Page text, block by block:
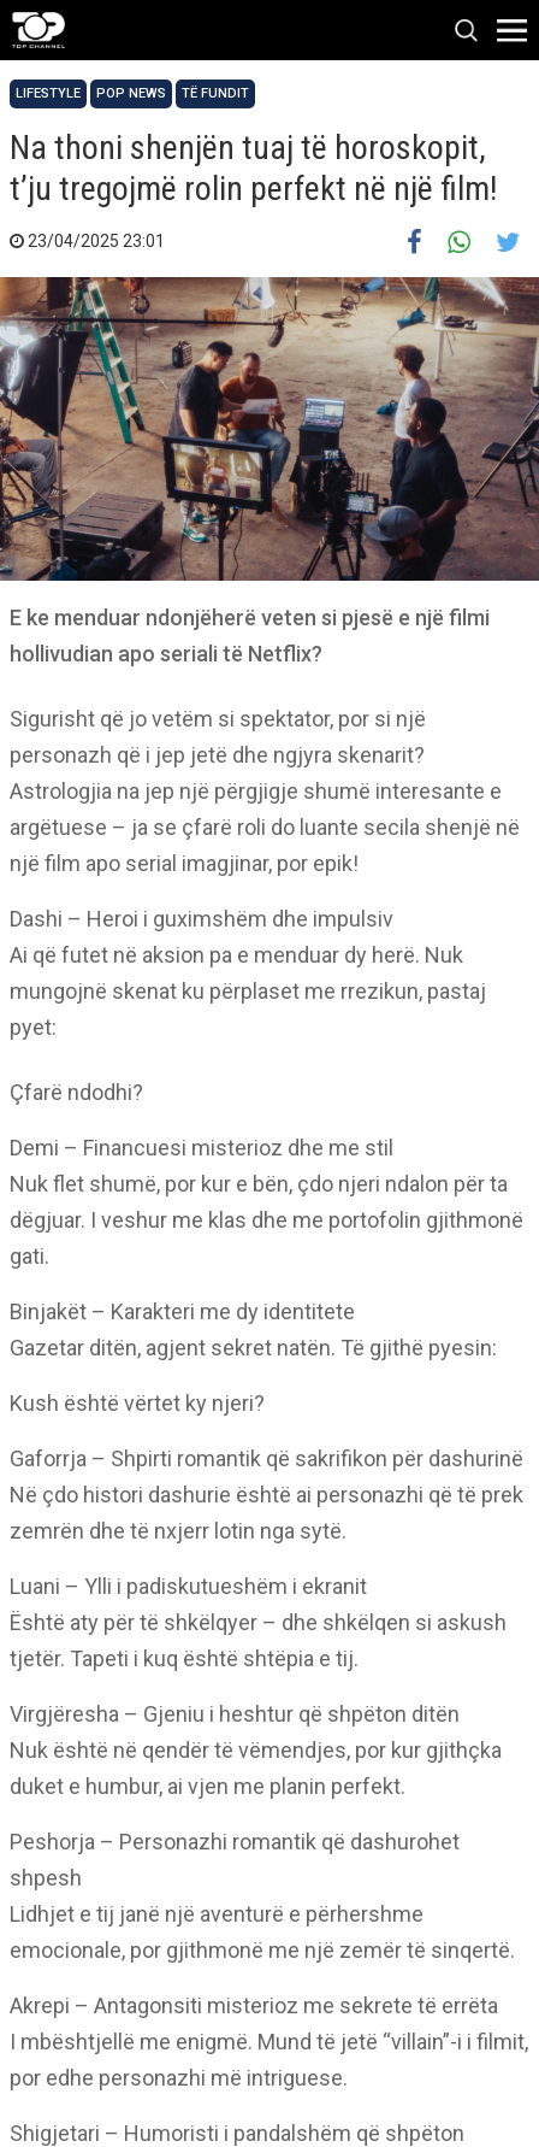
LIFESTYLE POP NEWS TË FUNDIT
Na thoni shenjën tuaj të horoskopit,
t’ju tregojmë rolin perfekt në një film!
23/04/2025 23:01
E ke menduar ndonjëherë veten si pjesë e një filmi
hollivudian apo seriali të Netflix?
Sigurisht që jo vetëm si spektator, por si një
personazh që i jep jetë dhe ngjyra skenarit?
Astrologjia na jep një përgjigje shumë interesante e
argëtuese – ja se çfarë roli do luante secila shenjë në
një film apo serial imagjinar, por epik!
Dashi – Heroi i guximshëm dhe impulsiv
Ai që futet në aksion pa e menduar dy herë. Nuk
mungojnë skenat ku përplaset me rrezikun, pastaj
pyet:
Çfarë ndodhi?
Demi – Financuesi misterioz dhe me stil
Nuk flet shumë, por kur e bën, çdo njeri ndalon për ta
dëgjuar. I veshur me klas dhe me portofolin gjithmonë
gati.
Binjakët – Karakteri me dy identitete
Gazetar ditën, agjent sekret natën. Të gjithë pyesin:
Kush është vërtet ky njeri?
Gaforrja – Shpirti romantik që sakrifikon për dashurinë
Në çdo histori dashurie është ai personazhi që të prek
zemrën dhe të nxjerr lotin nga sytë.
Luani – Ylli i padiskutueshëm i ekranit
Është aty për të shkëlqyer – dhe shkëlqen si askush
tjetër. Tapeti i kuq është shtëpia e tij.
Virgjëresha – Gjeniu i heshtur që shpëton ditën
Nuk është në qendër të vëmendjes, por kur gjithçka
duket e humbur, ai vjen me planin perfekt.
Peshorja – Personazhi romantik që dashurohet
shpesh
Lidhjet e tij janë një aventurë e përhershme
emocionale, por gjithmonë me një zemër të sinqertë.
Akrepi – Antagonsiti misterioz me sekrete të errëta
I mbështjellë me enigmë. Mund të jetë “villain”-i i filmit,
por edhe personazhi më intriguese.
Shigjetari – Humoristi i pandalshëm që shpëton